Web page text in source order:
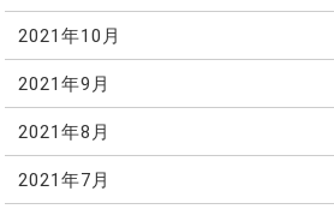
2021年10月
2021年9月
2021年8月
2021年7月